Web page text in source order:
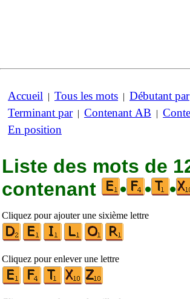
Accueil | Tous les mots | Débutant par
Terminant par| Contenant AB |
En position
Liste des mots de
contenant
• • •
Cliquez pour ajouter une sixième lettre
Cliquez pour enlever une lettre